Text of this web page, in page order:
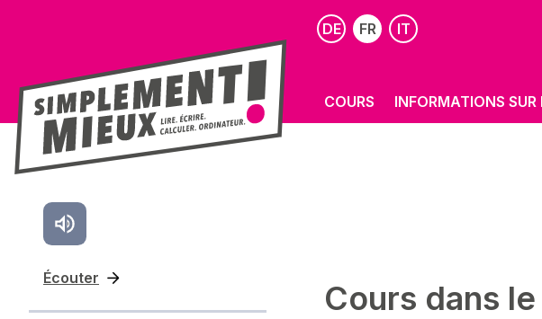
DE FR IT
COURS INFORMATIONS SUR
Écouter
Cours dans